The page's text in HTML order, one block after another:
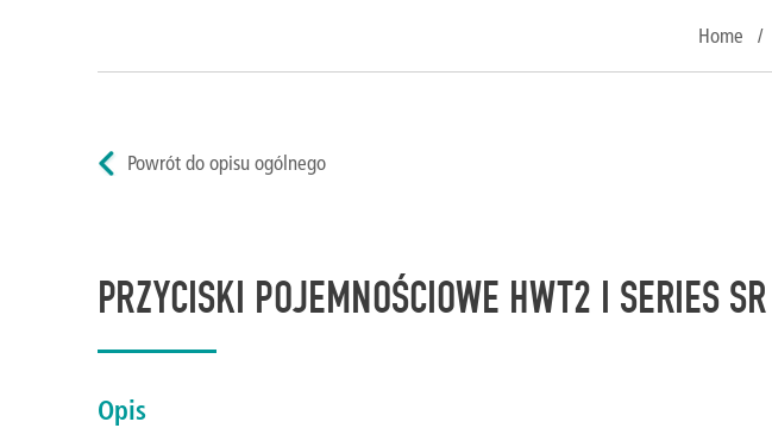
Home /
Powrót do opisu ogólnego
PRZYCISKI POJEMNOŚCIOWE HWT2 I SERIES SR
Opis